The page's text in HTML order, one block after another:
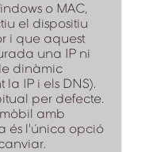
o MAC,
el dispositiu
i que aquest
una IP ni
dinàmic
IP i els DNS).
per defecte.
amb
és l'única opció